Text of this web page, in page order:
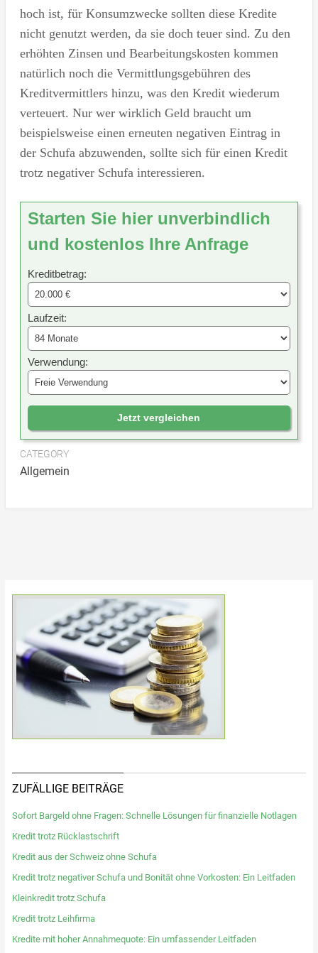
hoch ist, für Konsumzwecke sollten diese Kredite
nicht genutzt werden, da sie doch teuer sind. Zu den
erhöhten Zinsen und Bearbeitungskosten kommen
natürlich noch die Vermittlungsgebühren des
Kreditvermittlers hinzu, was den Kredit wiederum
verteuert. Nur wer wirklich Geld braucht um
beispielsweise einen erneuten negativen Eintrag in
der Schufa abzuwenden, sollte sich für einen Kredit
trotz negativer Schufa interessieren.
Starten Sie hier unverbindlich
und kostenlos Ihre Anfrage
Kreditbetrag:
Laufzeit:
Verwendung:
Jetzt vergleichen
CATEGORY
Allgemein
ZUFÄLLIGE BEITRÄGE
Sofort Bargeld ohne Fragen: Schnelle Lösungen für finanzielle Notlagen
Kredit trotz Rücklastschrift
Kredit aus der Schweiz ohne Schufa
Kredit trotz negativer Schufa und Bonität ohne Vorkosten: Ein Leitfaden
Kleinkredit trotz Schufa
Kredit trotz Leihfirma
Kredite mit hoher Annahmequote: Ein umfassender Leitfaden